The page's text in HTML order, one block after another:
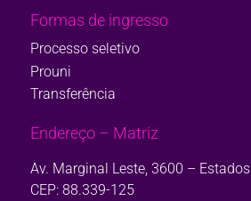
Formas de ingresso
Processo seletivo
Prouni
Transferência
Endereço – Matriz
Av. Marginal Leste, 3600 – Estados
CEP: 88.339-125